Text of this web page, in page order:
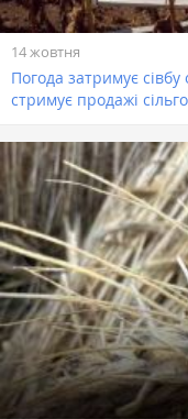
14 жовтня
Погода затримує
стримує продажі